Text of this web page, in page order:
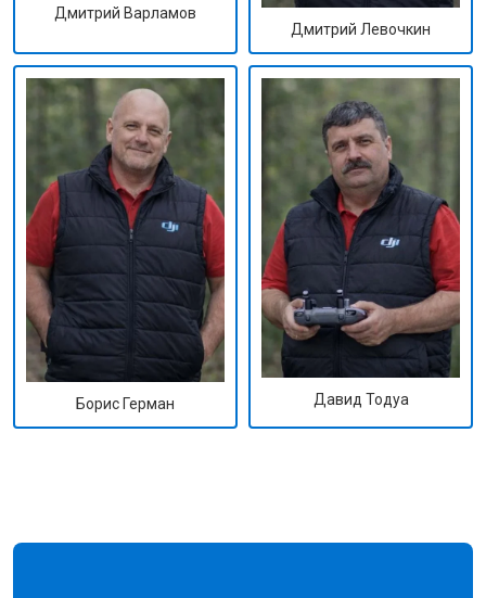
Дмитрий Варламов
Дмитрий Левочкин
Борис Герман Давид Тодуа